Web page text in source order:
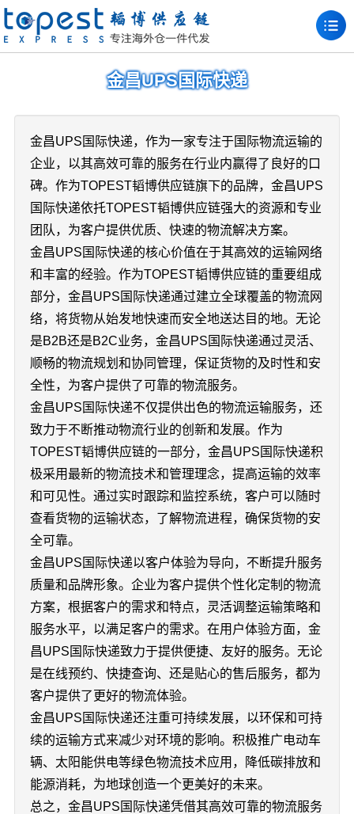
金昌UPS国际快递
金昌UPS国际快递，作为一家专注于国际物流运输的
企业，以其高效可靠的服务在行业内赢得了良好的口
碑。作为TOPEST韬博供应链旗下的品牌，金昌UPS
国际快递依托TOPEST韬博供应链强大的资源和专业
团队，为客户提供优质、快速的物流解决方案。
金昌UPS国际快递的核心价值在于其高效的运输网络
和丰富的经验。作为TOPEST韬博供应链的重要组成
部分，金昌UPS国际快递通过建立全球覆盖的物流网
络，将货物从始发地快速而安全地送达目的地。无论
是B2B还是B2C业务，金昌UPS国际快递通过灵活、
顺畅的物流规划和协同管理，保证货物的及时性和安
全性，为客户提供了可靠的物流服务。
金昌UPS国际快递不仅提供出色的物流运输服务，还
致力于不断推动物流行业的创新和发展。作为
TOPEST韬博供应链的一部分，金昌UPS国际快递积
极采用最新的物流技术和管理理念，提高运输的效率
和可见性。通过实时跟踪和监控系统，客户可以随时
查看货物的运输状态，了解物流进程，确保货物的安
全可靠。
金昌UPS国际快递以客户体验为导向，不断提升服务
质量和品牌形象。企业为客户提供个性化定制的物流
方案，根据客户的需求和特点，灵活调整运输策略和
服务水平，以满足客户的需求。在用户体验方面，金
昌UPS国际快递致力于提供便捷、友好的服务。无论
是在线预约、快捷查询、还是贴心的售后服务，都为
客户提供了更好的物流体验。
金昌UPS国际快递还注重可持续发展，以环保和可持
续的运输方式来减少对环境的影响。积极推广电动车
辆、太阳能供电等绿色物流技术应用，降低碳排放和
能源消耗，为地球创造一个更美好的未来。
总之，金昌UPS国际快递凭借其高效可靠的物流服务